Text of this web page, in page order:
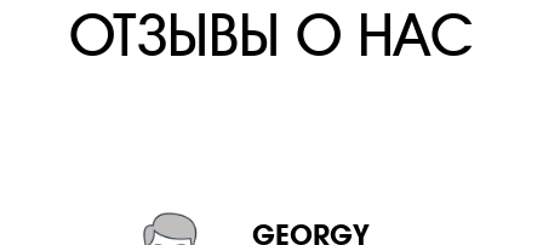
ОТЗЫВЫ О НАС
GEORGY